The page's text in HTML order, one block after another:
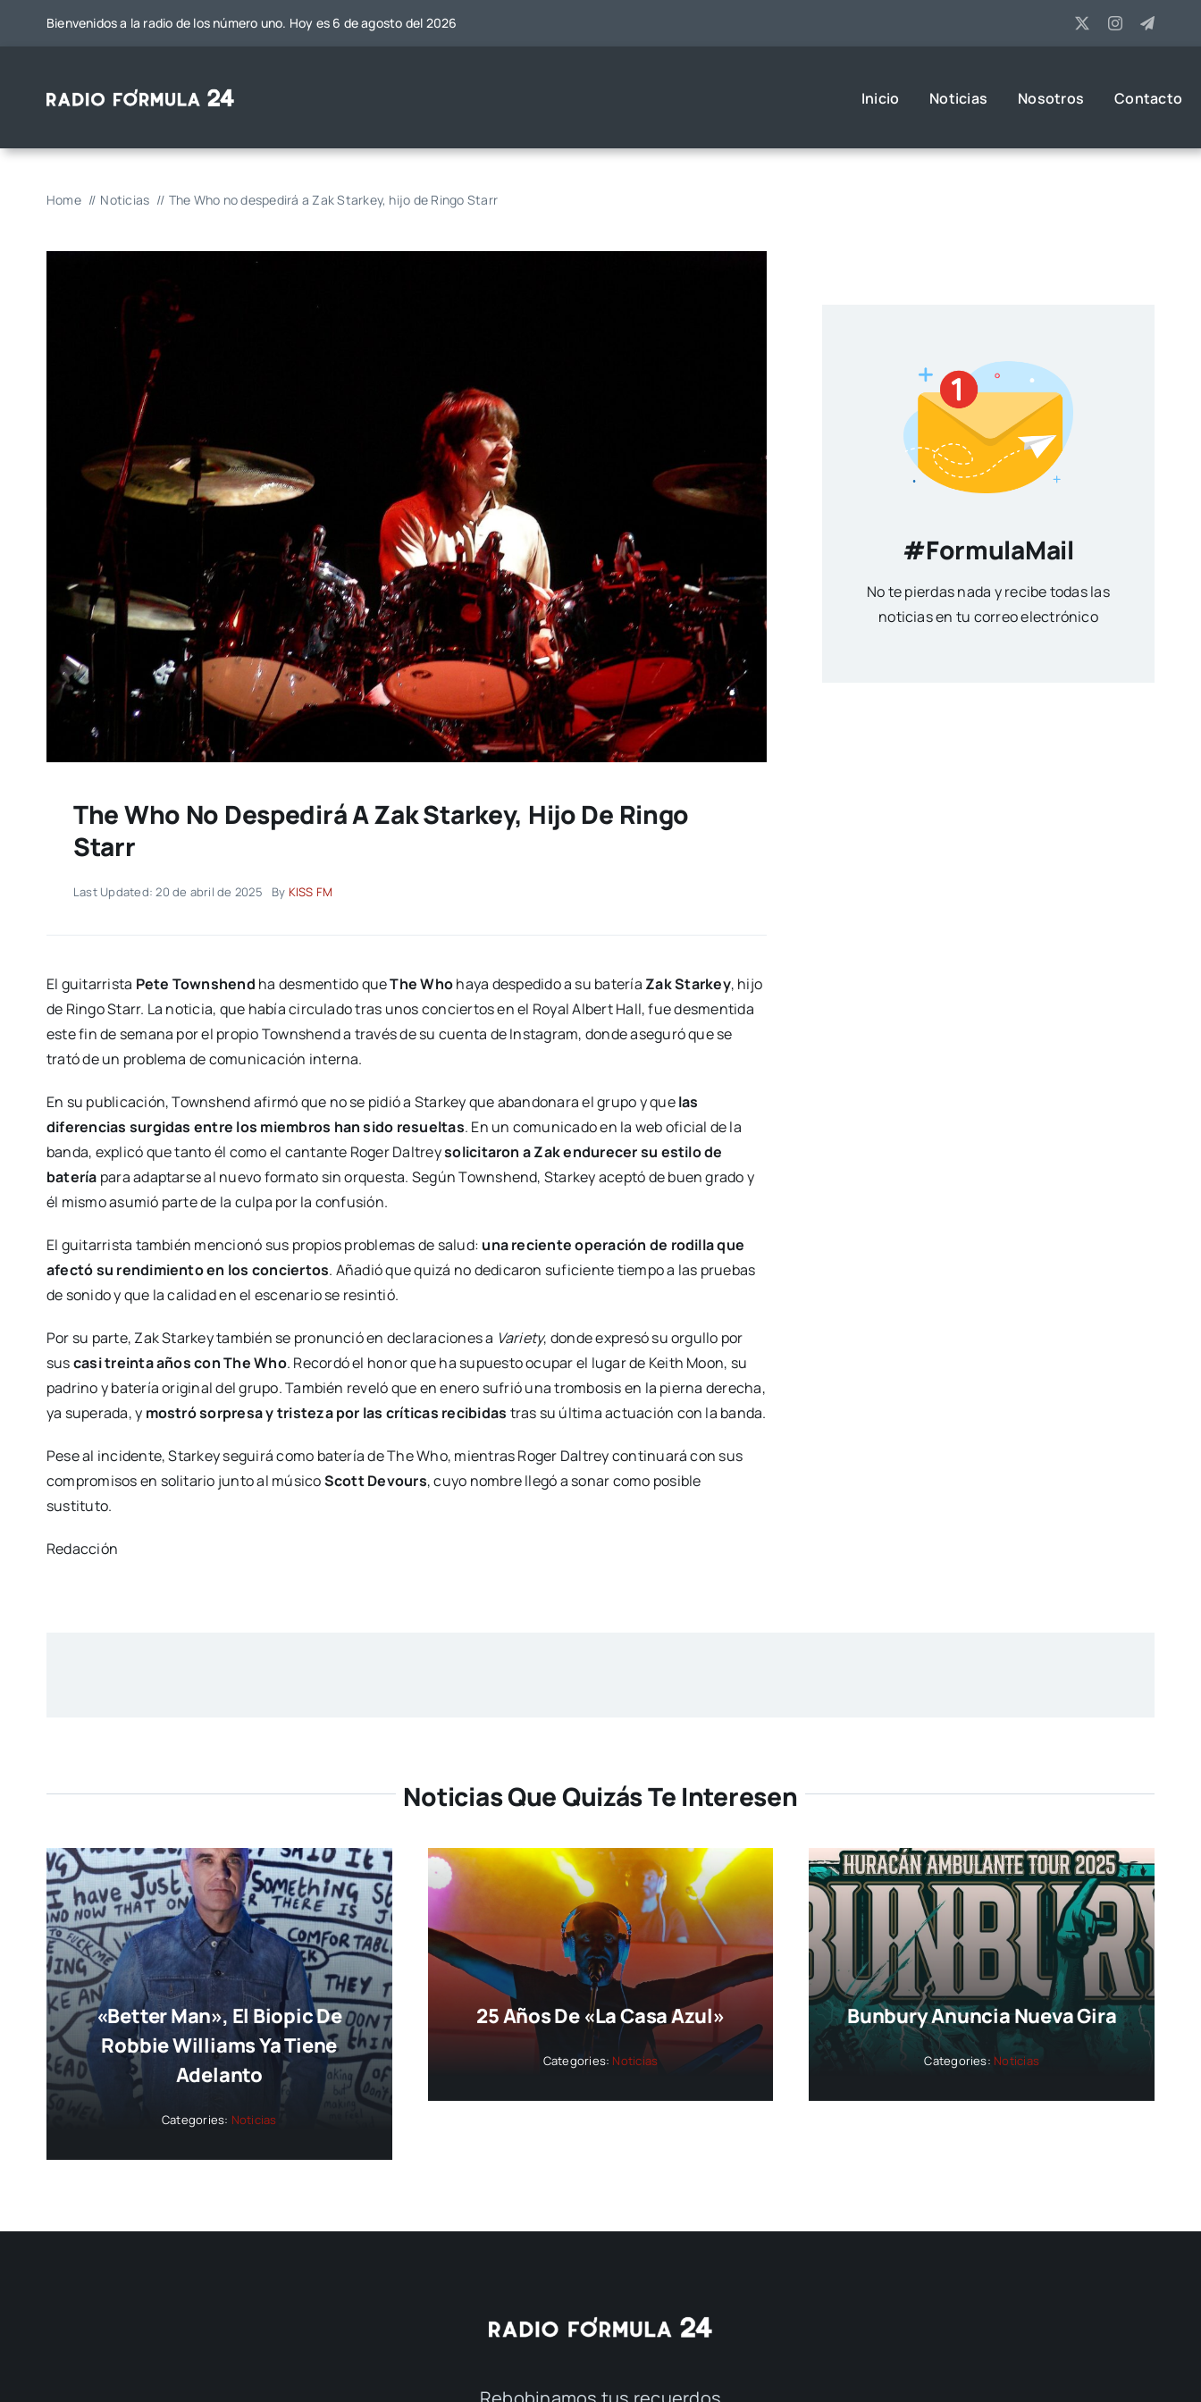
Bienvenidos a la radio de los número uno. Hoy es 6 de agosto del 2026
Inicio Noticias Nosotros Contacto
Home Noticias The Who no despedirá a Zak Starkey, hijo de Ringo Starr
The Who No Despedirá A Zak Starkey, Hijo De Ringo
Starr
Last Updated: 20 de abril de 2025 By KISS FM
El guitarrista Pete Townshend ha desmentido queThe Whohaya despedido a su batería Zak Starkey, hijo
de Ringo Starr. La noticia, que había circulado tras unos conciertos en el Royal Albert Hall, fue desmentida
este fin de semana por el propio Townshend a través de su cuenta de Instagram, donde aseguró que se
trató de un problema de comunicación interna.
En su publicación, Townshend afirmó que no se pidió a Starkey que abandonara el grupo y quelas
diferencias surgidas entre los miembros han sido resueltas. En un comunicado en la web oficial de la
banda, explicó que tanto él como el cantante Roger Daltreysolicitaron a Zak endurecer su estilo de
batería para adaptarse al nuevo formato sin orquesta. Según Townshend, Starkey aceptó de buen grado y
él mismo asumió parte de la culpa por la confusión.
El guitarrista también mencionó sus propios problemas de salud: una reciente operación de rodilla que
afectó su rendimiento en los conciertos. Añadió que quizá no dedicaron suficiente tiempo a las pruebas
de sonido y que la calidad en el escenario se resintió.
Por su parte, Zak Starkey también se pronunció en declaraciones a Variety, donde expresó su orgullo por
suscasi treinta años con The Who. Recordó el honor que ha supuesto ocupar el lugar de Keith Moon, su
padrino y batería original del grupo. También reveló que en enero sufrió una trombosis en la pierna derecha,
ya superada, y mostró sorpresa y tristeza por las críticas recibidas tras su última actuación con la banda.
Pese al incidente, Starkey seguirá como batería de The Who, mientras Roger Daltrey continuará con sus
compromisos en solitario junto al músicoScott Devours, cuyo nombre llegó a sonar como posible
sustituto.
Redacción
#FormulaMail
No te pierdas nada y recibe todas las
noticias en tu correo electrónico
Noticias Que Quizás Te Interesen
«Better Man», El Biopic De
Robbie Williams Ya Tiene
Adelanto
Categories: Noticias
25 Años De «La Casa Azul»
Categories: Noticias
Bunbury Anuncia Nueva Gira
Categories: Noticias